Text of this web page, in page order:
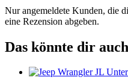
Nur angemeldete Kunden, die
eine Rezension abgeben.
Das könnte dir